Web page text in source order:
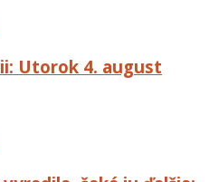
Utorok 4. august